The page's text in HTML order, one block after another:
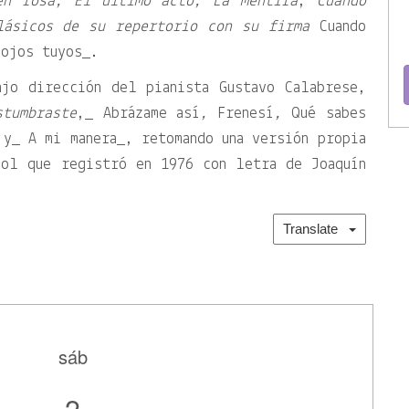
de su repertorio con su firmaCuando
tuyos_.
dirección del pianista Gustavo Calabrese,
,_ Abrázame así , Frenesí ,
Qué sabes
mi manera_, retomando una versión propia
que registró en 1976 con letra de Joaquín
Translate
sáb